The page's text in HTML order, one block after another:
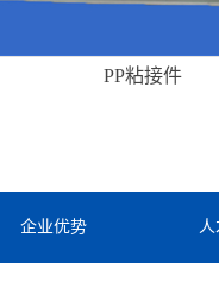
PP粘接件
企业优势